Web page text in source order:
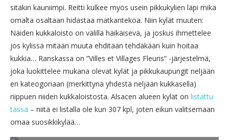
sitäkin kauniimpi. Reitti kulkee myös usein pikkukylien läpi mikä
omalta osaltaan hidastaa matkantekoa. Niin kylät muuten:
Näiden kukkaloisto on välillä häikäisevä, ja joskus ihmettelee
jos kylissä mitään muuta ehditään tehdäkään kuin hoitaa
kukkia… Ranskassa on ”Villes et Villages Fleuris” -järjestelmä,
joka luokittelee mukana olevat kylät ja pikkukaupungit neljään
eri kateogoriaan (merkittynä yhdestä neljään kukkasella)
riippuen niiden kukkaloistosta. Alsacen alueen kylät on listattu
tässä – niitä ei listalla ole kun 307 kpl, joten eikun valitsemaan
omaa suosikkikylää…